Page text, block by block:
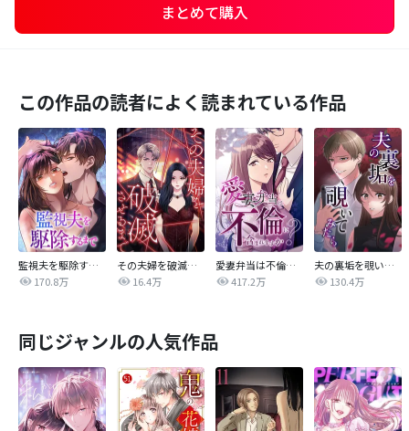
まとめて購入
この作品の読者によく読まれている作品
監視夫を駆除するまで
170.8万
その夫婦を破滅させるまで
16.4万
愛妻弁当は不倫に含まれますか？
417.2万
夫の裏垢を覗いてみたら
130.4万
同じジャンルの人気作品